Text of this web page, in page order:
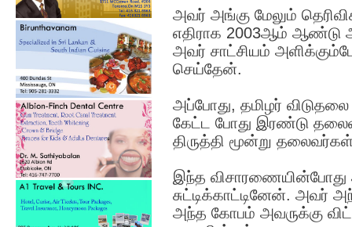
அவர் அங்கு மேலும்
எதிராக 2003ஆம் ஆண்டு
அவர் சாட்சியம்
செய்தேன்.
அப்போது, தமிழர்
கேட்ட போது இரண்டு
திருத்தி மூன்று
இந்த
சுட்டிக்காட்டினேன்.
அந்த கோபம் அவருக்கு